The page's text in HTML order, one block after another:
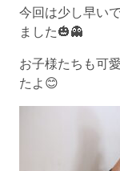
今回は少し早い
ました🎃👻
お子様たちも可
たよ😊